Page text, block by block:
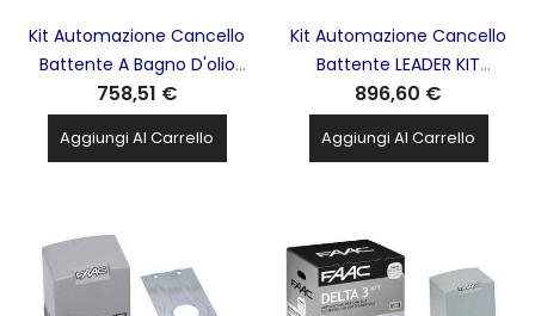
Kit Automazione Cancello
Battente A Bagno D'olio
746C PRATICO KIT 230v
600kg -Garanzia Italia-
FAAC - 105940
758,51 €
Aggiungi Al Carrello
Kit Automazione Cancello
Battente LEADER KIT
Seafe&Green 230v 1,8m -
Garanzia Italia- FAAC -
105633445
896,60 €
Aggiungi Al Carrello